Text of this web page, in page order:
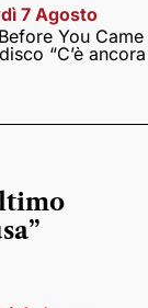
7 Agosto
You
“C’è